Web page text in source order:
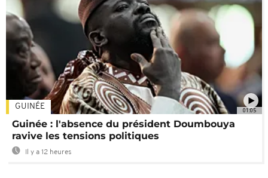
01:05
GUINÉE
Guinée : l'absence du président Doumbouya
ravive les tensions politiques
Il y a 12 heures